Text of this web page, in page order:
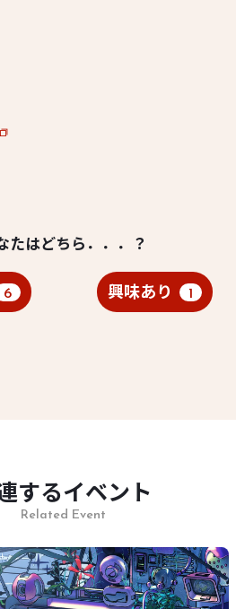
たはどちら．．．？
6 興味あり 1
するイベント
Related Event